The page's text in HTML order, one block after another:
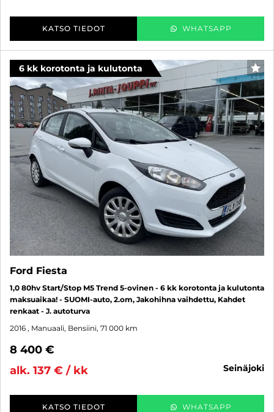
KATSO TIEDOT WHATSAPP
6 kk korotonta ja kulutonta
Ford Fiesta
1,0 80hv Start/Stop M5 Trend 5-ovinen - 6 kk korotonta ja kulutonta
maksuaikaa! - SUOMI-auto, 2.om, Jakohihna vaihdettu, Kahdet
renkaat - J. autoturva
2016 , Manuaali, Bensiini, 71 000 km
8 400 €
alk. 137 € / kk
seinäjoki
KATSO TIEDOT WHATSAPP